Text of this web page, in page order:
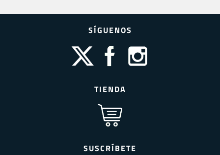
SÍGUENOS
TIENDA
SUSCRÍBETE